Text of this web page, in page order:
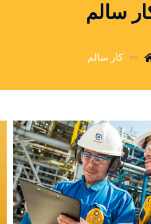
سالم
کار سالم